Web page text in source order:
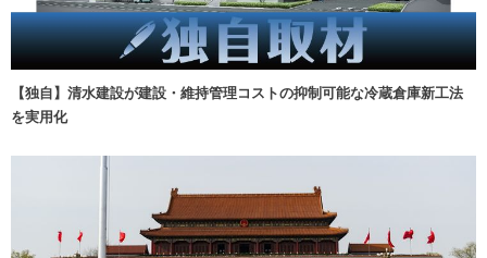
【独自】清水建設が建設・維持管理コストの抑制可能な冷蔵倉庫新工法
を実用化